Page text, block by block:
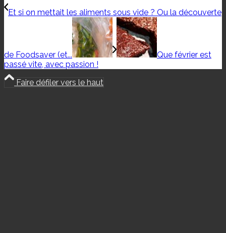
Et si on mettait les aliments sous vide ? Ou la découverte
de Foodsaver (et...
Que février est
passé vite, avec passion !
Faire défiler vers le haut